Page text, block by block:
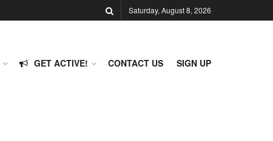
Saturday, August 8, 2026
GET ACTIVE! CONTACT US SIGN UP